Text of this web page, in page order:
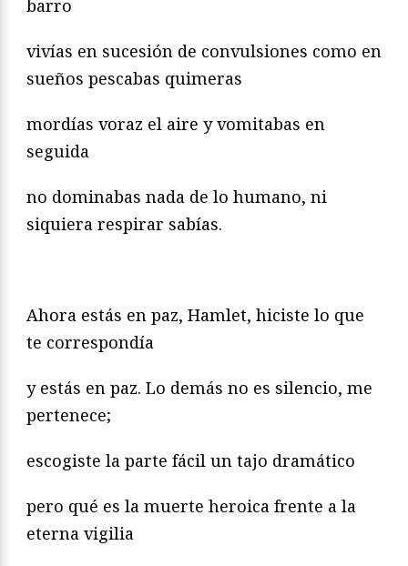
barro
vivías en sucesión de convulsiones como en
sueños pescabas quimeras
mordías voraz el aire y vomitabas en
seguida
no dominabas nada de lo humano, ni
siquiera respirar sabías.
Ahora estás en paz, Hamlet, hiciste lo que
te correspondía
y estás en paz. Lo demás no es silencio, me
pertenece;
escogiste la parte fácil un tajo dramático
pero qué es la muerte heroica frente a la
eterna vigilia